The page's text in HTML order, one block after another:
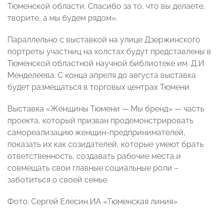
Тюменской области. Спасибо за то, что вы делаете,
творите, а мы будем рядом».
Параллельно с выставкой на улице Дзержинского
портреты участниц на холстах будут представлены в
Тюменской областной научной библиотеке им. Д.И
Менделеева. С конца апреля до августа выставка
будет размещаться в торговых центрах Тюмени.
Выставка «Женщины Тюмени — Мы бренд» — часть
проекта, который призван продемонстрировать
самореализацию женщин-предпринимателей,
показать их как созидателей, которые умеют брать
ответственность, создавать рабочие места и
совмещать свои главные социальные роли –
заботиться о своей семье.
Фото: Сергей Елесин ИА «Тюменская линия»